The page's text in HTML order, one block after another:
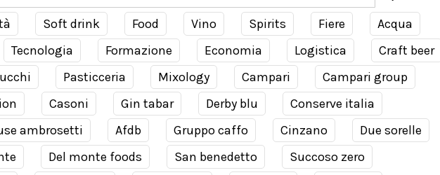
Soft drink Food Vino Spirits Fiere
Acqua
Tecnologia Formazione Economia Logistica
Craft beer
Pasticceria Mixology Campari
Campari group
Casoni Gin tabar Derby blu
Conserve italia
ambrosetti Afdb Gruppo caffo Cinzano
Due sorelle
Del monte foods San benedetto
Succoso zero